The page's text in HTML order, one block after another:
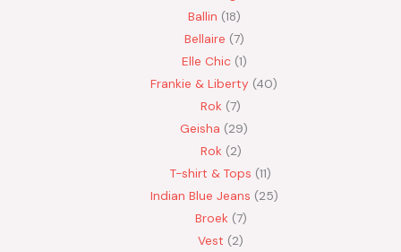
Ballin 18
Bellaire 7
Elle Chic 1
Frankie & Liberty 40
Rok 7
Geisha
29
Rok 2
T-shirt & Tops 11
Indian Blue Jeans 25
Broek 7
Vest
2